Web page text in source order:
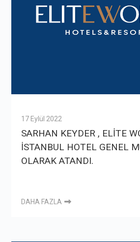
17 Eylül 2022
SARHAN KEYDER , ELİTE
İSTANBUL HOTEL GENEL
OLARAK ATANDI.
DAHA FAZLA